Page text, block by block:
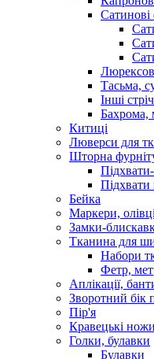
Сатинові
Тасьма,
Інші
Бахрома,
Китиці
Люверси для
Шторна
Підхвати
Бейка
Маркери,
Замки-
Тканина для
Набори
Фетр,
Аплікації,
Зворотний бік
Пір'я
Кравецькі
Голки, булавки
Булавки